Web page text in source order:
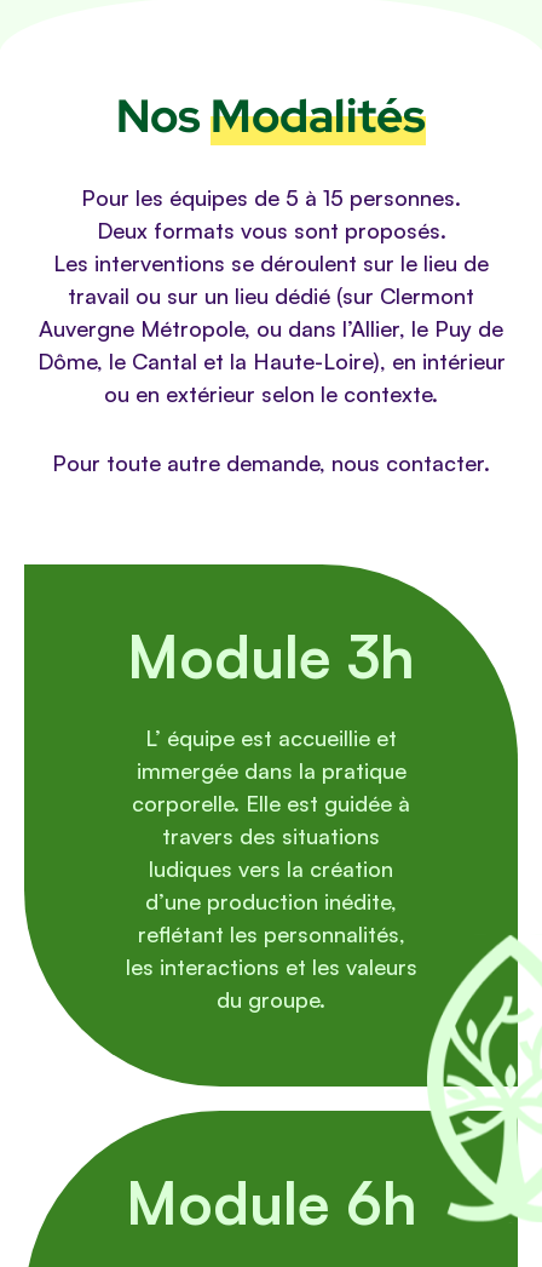
NosModalités
Pour les équipes de 5 à 15 personnes.
Deux formats vous sont proposés.
Les interventions se déroulent sur le lieu de
travail ou sur un lieu dédié (sur Clermont
Auvergne Métropole, ou dans l’Allier, le Puy de
Dôme, le Cantal et la Haute-Loire), en intérieur
ou en extérieur selon le contexte.
Pour toute autre demande, nous contacter.
Module 3h
L’ équipe est accueillie et
immergée dans la pratique
corporelle. Elle est guidée à
travers des situations
ludiques vers la création
d’une production inédite,
reflétant les personnalités,
les interactions et les valeurs
du groupe.
Module 6h